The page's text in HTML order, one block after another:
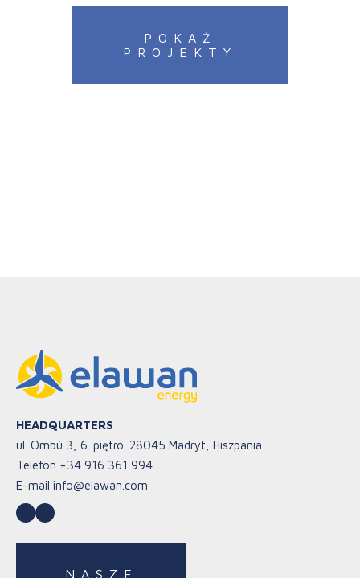
POKAŻ
PROJEKTY
HEADQUARTERS
ul. Ombú 3, 6. piętro. 28045 Madryt, Hiszpania
Telefon +34 916 361 994
E-mail info@elawan.com
LinkedIn
YouTube
NASZE